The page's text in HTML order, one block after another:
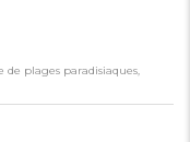
de plages paradisiaques,